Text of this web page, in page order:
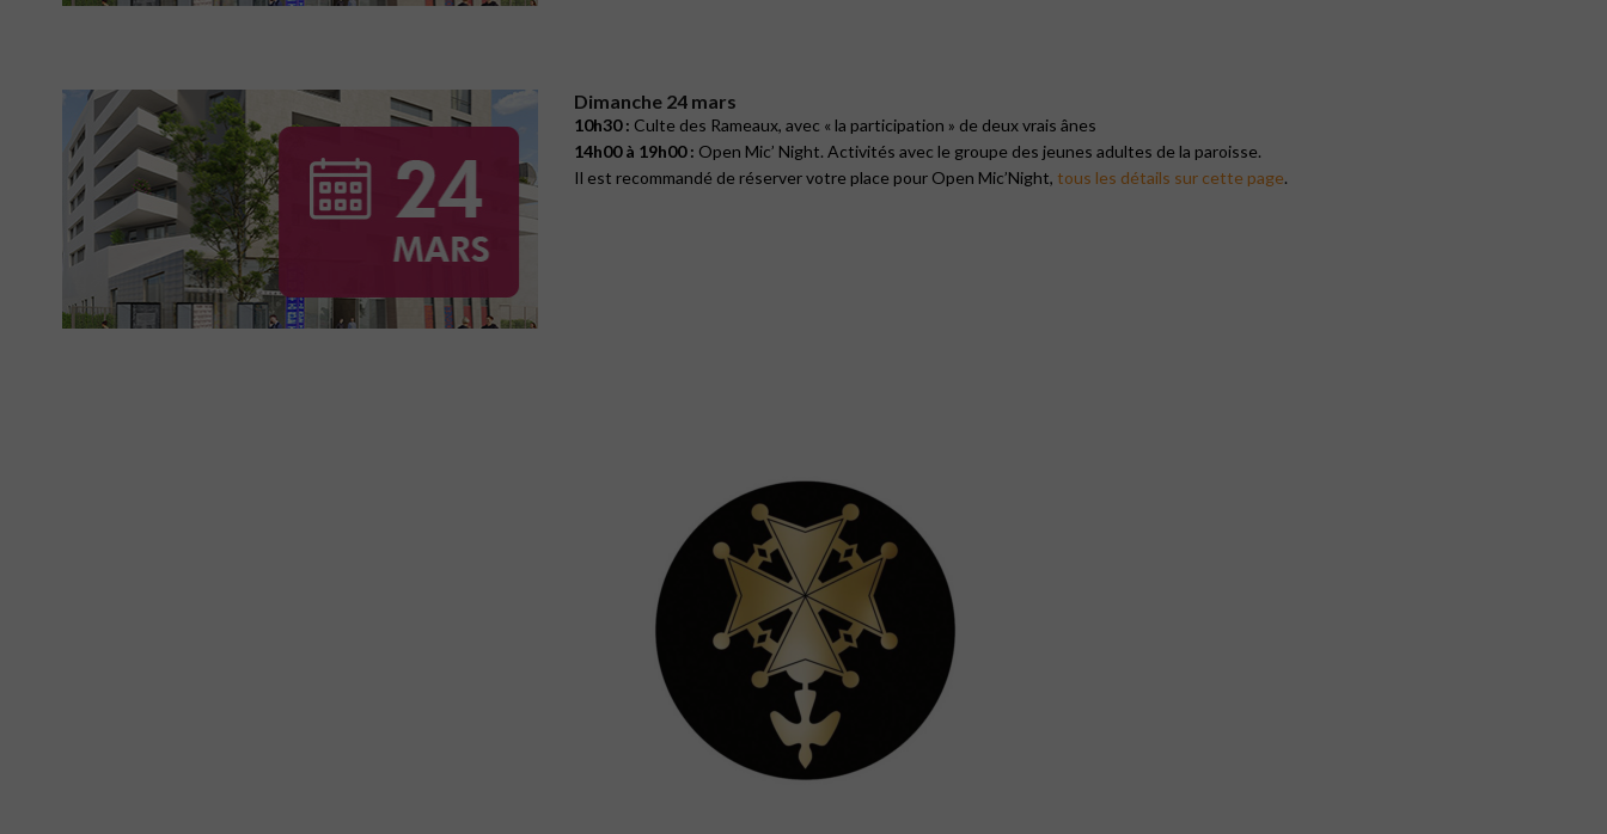
Dimanche 24 mars
10h30 : Culte des Rameaux, avec « la participation » de deux vrais ânes
14h00 à 19h00 : Open Mic’ Night. Activités avec le groupe des jeunes adultes de la paroisse.
Il est recommandé de réserver votre place pour Open Mic’Night, tous les détails sur cette page.